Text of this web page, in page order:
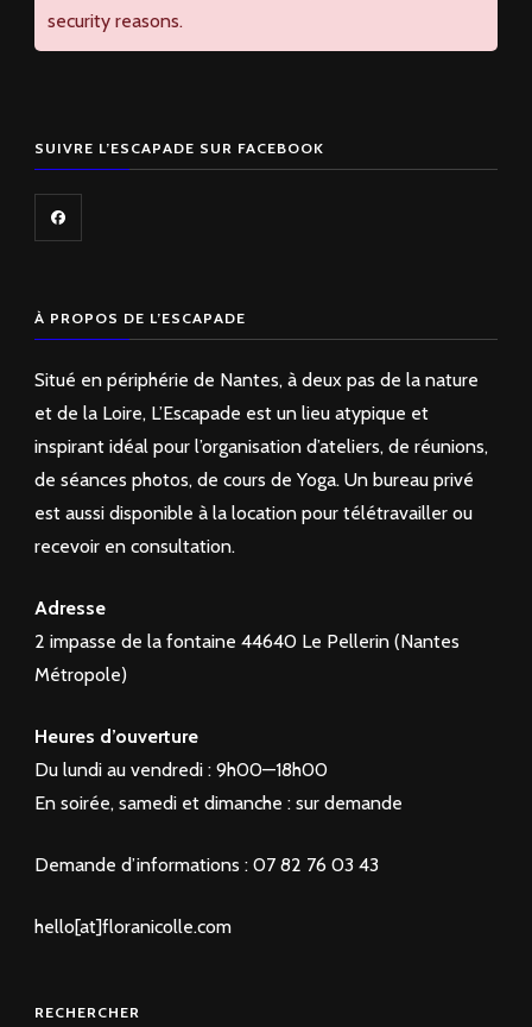
security reasons.
SUIVRE L’ESCAPADE SUR FACEBOOK
À PROPOS DE L’ESCAPADE
Situé en périphérie de Nantes, à deux pas de la nature
et de la Loire, L’Escapade est un lieu atypique et
inspirant idéal pour l’organisation d’ateliers, de réunions,
de séances photos, de cours de Yoga. Un bureau privé
est aussi disponible à la location pour télétravailler ou
recevoir en consultation.
Adresse
2 impasse de la fontaine 44640 Le Pellerin (Nantes
Métropole)
Heures d’ouverture
Du lundi au vendredi : 9h00—18h00
En soirée, samedi et dimanche : sur demande
Demande d’informations : 07 82 76 03 43
hello[at]floranicolle.com
RECHERCHER